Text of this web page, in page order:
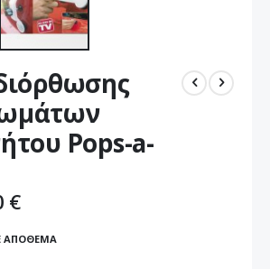
Pops-a-
€
ΑΠΌΘΕΜΑ